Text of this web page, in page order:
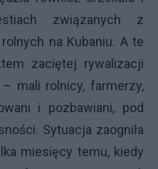
związanych z
na Kubaniu. A te
zaciętej rywalizacji
mali rolnicy, farmerzy,
i pozbawiani, pod
Sytuacja zaogniła
miesięcy temu, kiedy